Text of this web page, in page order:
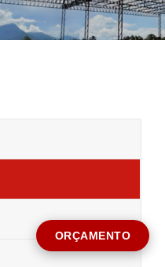
ORÇAMENTO